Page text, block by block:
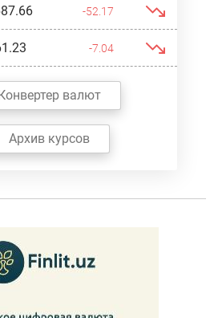
-52.17
-7.04
Конвертер валют
Архив курсов